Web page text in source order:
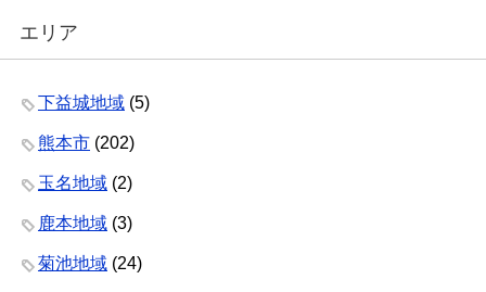
エリア
下益城地域 (5)
熊本市 (202)
玉名地域 (2)
鹿本地域 (3)
菊池地域 (24)